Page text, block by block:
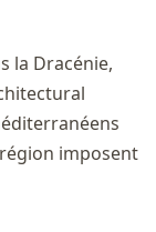
la Dracénie,
imposent